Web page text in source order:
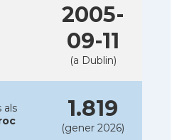
2005-
09-11
(a Dublin)
als
1.819
(gener 2026)